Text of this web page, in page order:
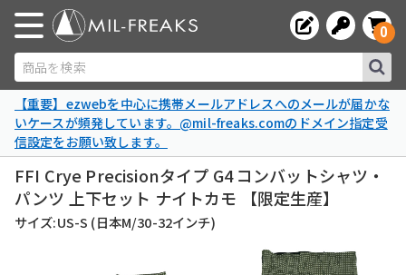
商品を検索
0
【重要】ezwebを中心に携帯メールアドレスへのメールが届かな
いケースが頻発しています。@mil-freaks.comのドメイン指定受
信設定をお願い致します。
FFI Crye Precisionタイプ G4 コンバットシャツ・
パンツ 上下セット ナイトカモ 【限定生産】
サイズ:US-S (日本M/30-32インチ)